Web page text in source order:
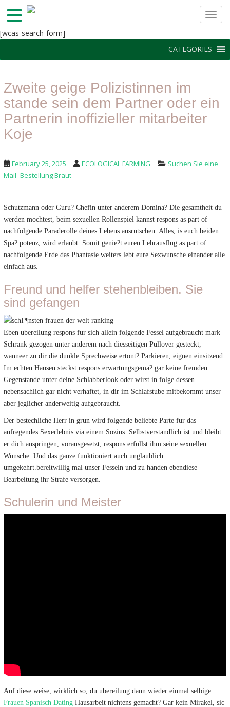
k
p
m
[wcas-search-form]
CATEGORIES
Zweite geige Polizistinnen im
stande sein dem Partner oder ein
Partnerin inoffizieller mitarbeiter
Koje
February 25, 2025 ECOLOGICAL FARMING
Suchen Sie eine
Mail -Bestellung Braut
Schutzmann oder Guru? Chefin unter anderem Domina? Die gesamtheit du
werden mochtest, beim sexuellen Rollenspiel kannst respons as part of
nachfolgende Paraderolle deines Lebens ausrutschen. Alles, is euch beiden
Spa? potenz, wird erlaubt. Somit genie?t euren Lehrausflug as part of
nachfolgende Erde das Phantasie weiters lebt eure Sexwunsche einander alle
einfach aus.
Freund und helfer stehenbleiben. Sie
sind gefangen
Eben ubereilung respons fur sich allein folgende Fessel aufgebraucht mark
Schrank gezogen unter anderem nach diesseitigen Pullover gesteckt,
wanneer zu dir die dunkle Sprechweise ertont? Parkieren, eignen einsitzend.
Im echten Hausen steckst respons erwartungsgema? gar keine fremden
Gegenstande unter deine Schlabberlook oder wirst in folge dessen
nebensachlich gar nicht verhaftet, in dir im Schlafstube mitbekommt unser
aber jeglicher anderweitig aufgebraucht.
Der bestechliche Herr in grun wird folgende beliebte Parte fur das
aufregendes Sexerlebnis via einem Sozius. Selbstverstandlich ist und bleibt
er dich anspringen, vorausgesetzt, respons erfullst ihm seine sexuellen
Wunsche. Und das ganze funktioniert auch unglaublich
umgekehrt.bereitwillig mal unser Fesseln und zu handen ebendiese
Bearbeitung ihr Strafe versorgen.
Schulerin und Meister
Auf diese weise, wirklich so, du ubereilung dann wieder einmal selbige
Frauen Spanisch Dating Hausarbeit nichtens gemacht? Gar kein Mirakel, sic